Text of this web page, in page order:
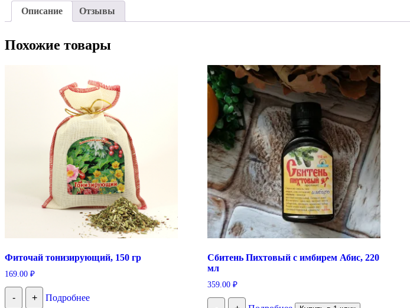
Описание Отзывы
Похожие товары
Фиточай тонизирующий, 150 гр
169.00 ₽
- +
Подробнее
Сбитень Пихтовый с имбирем Абис, 220
мл
359.00₽